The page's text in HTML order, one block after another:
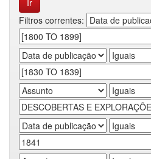
Filtros correntes: